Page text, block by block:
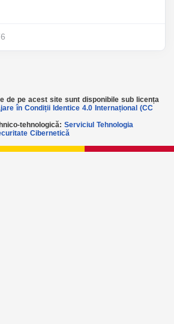
de pe acest site sunt disponibile sub licența
în Condiții Identice 4.0 Internațional (CC
tehnologică: Serviciul Tehnologia
Cibernetică